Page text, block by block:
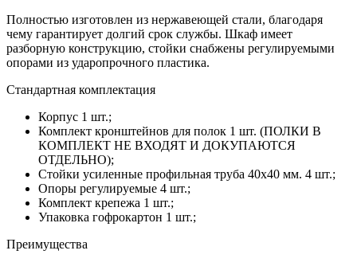
Полностью изготовлен из нержавеющей стали, благодаря
чему гарантирует долгий срок службы. Шкаф имеет
разборную конструкцию, стойки снабжены регулируемыми
опорами из ударопрочного пластика.
Стандартная комплектация
Корпус 1 шт.;
Комплект кронштейнов для полок 1 шт. (ПОЛКИ В
КОМПЛЕКТ НЕ ВХОДЯТ И ДОКУПАЮТСЯ
ОТДЕЛЬНО);
Стойки усиленные профильная труба 40х40 мм. 4 шт.;
Опоры регулируемые 4 шт.;
Комплект крепежа 1 шт.;
Упаковка гофрокартон 1 шт.;
Преимущества